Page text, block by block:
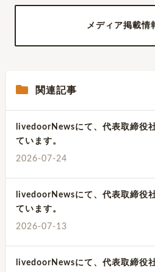
メディア掲載情
関連記事
livedoorNewsにて、代表取締役
ています。
2026-07-24
livedoorNewsにて、代表取締役
ています。
2026-07-13
livedoorNewsにて、代表取締役